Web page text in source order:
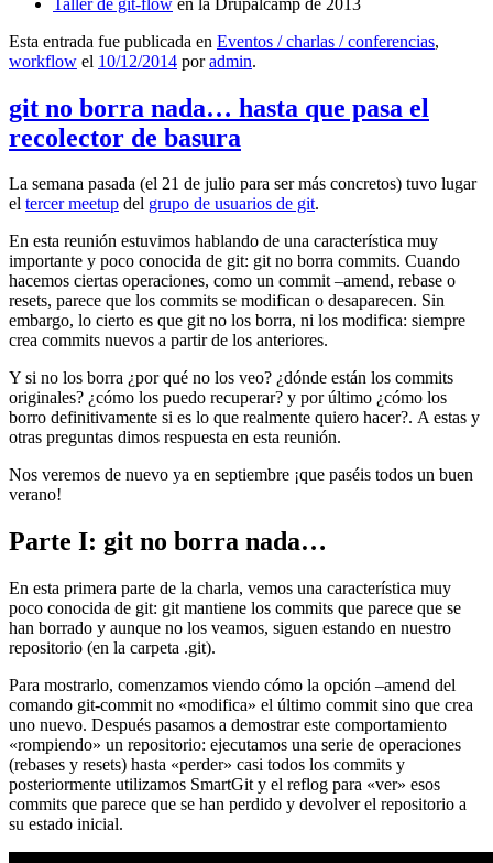
Esta entrada fue publicada en Eventos / charlas / conferencias,
workflow el 10/12/2014 poradmin.
git no borra nada… hasta que pasa el
recolector de basura
La semana pasada (el 21 de julio para ser más concretos) tuvo lugar
el tercer meetup del grupo de usuarios de git.
En esta reunión estuvimos hablando de una característica muy
importante y poco conocida de git: git no borra commits. Cuando
hacemos ciertas operaciones, como un commit –amend, rebase o
resets, parece que los commits se modifican o desaparecen. Sin
embargo, lo cierto es que git no los borra, ni los modifica: siempre
crea commits nuevos a partir de los anteriores.
Y si no los borra ¿por qué no los veo? ¿dónde están los commits
originales? ¿cómo los puedo recuperar? y por último ¿cómo los
borro definitivamente si es lo que realmente quiero hacer?. A estas y
otras preguntas dimos respuesta en esta reunión.
Nos veremos de nuevo ya en septiembre ¡que paséis todos un buen
verano!
Parte I: git no borra nada…
En esta primera parte de la charla, vemos una característica muy
poco conocida de git: git mantiene los commits que parece que se
han borrado y aunque no los veamos, siguen estando en nuestro
repositorio (en la carpeta .git).
Para mostrarlo, comenzamos viendo cómo la opción –amend del
comando git-commit no «modifica» el último commit sino que crea
uno nuevo. Después pasamos a demostrar este comportamiento
«rompiendo» un repositorio: ejecutamos una serie de operaciones
(rebases y resets) hasta «perder» casi todos los commits y
posteriormente utilizamos SmartGit y el reflog para «ver» esos
commits que parece que se han perdido y devolver el repositorio a
su estado inicial.